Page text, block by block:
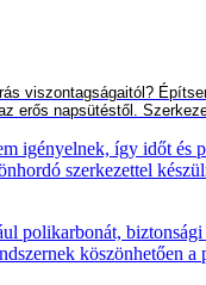
viszontagságaitól? Építs
z erős napsütéstől.
igényelnek, így időt
szerkezettel
polikarbonát,
köszönhetően a